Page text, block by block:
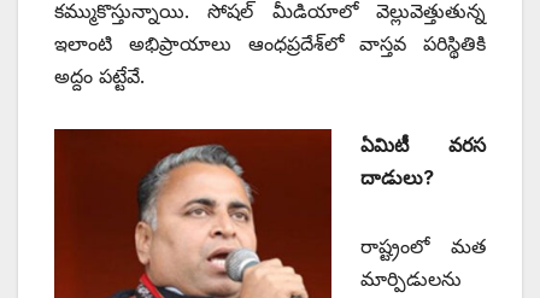
కమ్ముకొస్తున్నాయి. సోషల్‌ ‌మీడియాలో వెల్లువెత్తుతున్న
ఇలాంటి అభిప్రాయాలు ఆంధప్రదేశ్‌లో వాస్తవ పరిస్థితికి
అద్దం పట్టేవే.
ఏమిటీ వరస
దాడులు?
రాష్ట్రంలో మత
మార్పిడులను